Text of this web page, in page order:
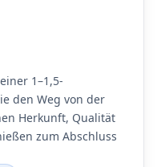
1–1,5-
den Weg von der
Herkunft, Qualität
zum Abschluss